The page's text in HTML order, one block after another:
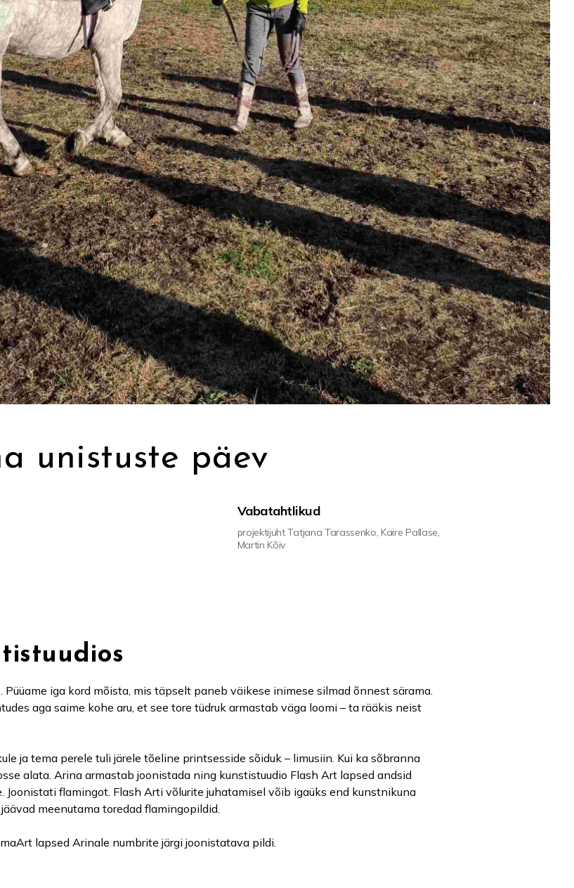
unistuste päev
Vabatahtlikud
projektijuht Tatjana Tarassenko, Kaire Pallase,
Martin Kõiv
iga kord mõista, mis täpselt paneb väikese inimese silmad õnnest särama.
aga saime kohe aru, et see tore tüdruk armastab väga loomi – ta rääkis neist
ja tema perele tuli järele tõeline printsesside sõiduk – limusiin. Kui ka sõbranna
alata. Arina armastab joonistada ning kunstistuudio Flash Art lapsed andsid
Joonistati flamingot. Flash Arti võlurite juhatamisel võib igaüks end kunstnikuna
meenutama toredad flamingopildid.
lapsed Arinale numbrite järgi joonistatava pildi.